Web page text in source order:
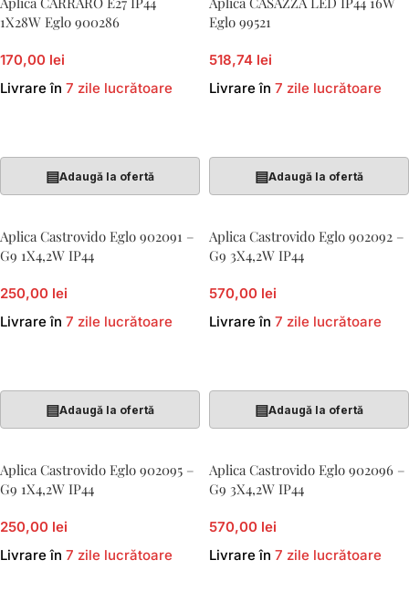
1X28W Eglo 900286
170,00 lei
Livrare în 7 zile lucrătoare
▤Adaugă la ofertă
Eglo 99521
518,74 lei
Livrare în 7 zile lucrătoare
▤Adaugă la ofertă
Aplica Castrovido Eglo 902091 –
G9 1X4,2W IP44
250,00 lei
Livrare în 7 zile lucrătoare
▤Adaugă la ofertă
Aplica Castrovido Eglo 902092 –
G9 3X4,2W IP44
570,00 lei
Livrare în 7 zile lucrătoare
▤Adaugă la ofertă
Aplica Castrovido Eglo 902095 –
G9 1X4,2W IP44
250,00 lei
Livrare în 7 zile lucrătoare
Aplica Castrovido Eglo 902096 –
G9 3X4,2W IP44
570,00 lei
Livrare în 7 zile lucrătoare